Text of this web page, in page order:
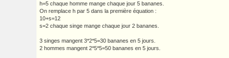
h=5 chaque homme mange chaque jour 5 bananes.
On remplace h par 5 dans la première équation :
10+s=12
s=2 chaque singe mange chaque jour 2 bananes.
3 singes mangent 3*2*5=30 bananes en 5 jours.
2 hommes mangent 2*5*5=50 bananes en 5 jours.